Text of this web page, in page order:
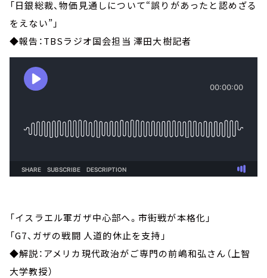
「日銀総裁、物価見通しについて“誤りがあったと認めざる
をえない”」
◆報告：TBSラジオ国会担当 澤田大樹記者
「イスラエル軍ガザ中心部へ。市街戦が本格化」
「G7、ガザの戦闘 人道的休止を支持」
◆解説：アメリカ現代政治がご専門の前嶋和弘さん（上智
大学教授）